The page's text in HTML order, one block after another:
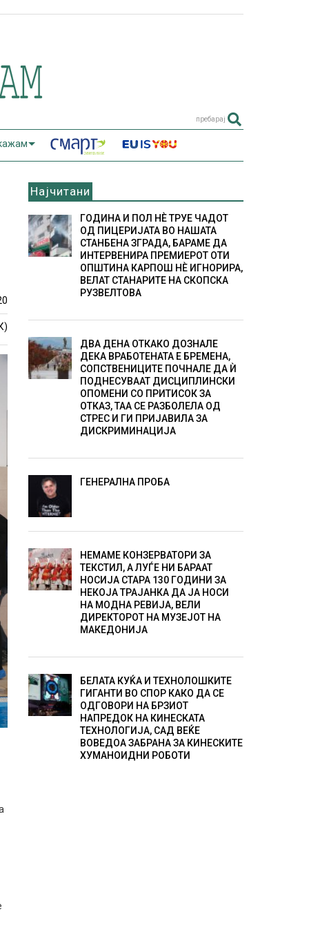
пребарај
Најчитани
ГОДИНА И ПОЛ НÈ ТРУЕ ЧАДОТ
ОД ПИЦЕРИЈАТА ВО НАШАТА
СТАНБЕНА ЗГРАДА, БАРАМЕ ДА
ИНТЕРВЕНИРА ПРЕМИЕРОТ ОТИ
ОПШТИНА КАРПОШ НÈ ИГНОРИРА,
ВЕЛАТ СТАНАРИТЕ НА СКОПСКА
РУЗВЕЛТОВА
ДВА ДЕНА ОТКАКО ДОЗНАЛЕ
ДЕКА ВРАБОТЕНАТА Е БРЕМЕНА,
СОПСТВЕНИЦИТЕ ПОЧНАЛЕ ДА Ѝ
ПОДНЕСУВААТ ДИСЦИПЛИНСКИ
ОПОМЕНИ СО ПРИТИСОК ЗА
ОТКАЗ, ТАА СЕ РАЗБОЛЕЛА ОД
СТРЕС И ГИ ПРИЈАВИЛА ЗА
ДИСКРИМИНАЦИЈА
ГЕНЕРАЛНА ПРОБА
НЕМАМЕ КОНЗЕРВАТОРИ ЗА
ТЕКСТИЛ, А ЛУЃЕ НИ БАРААТ
НОСИЈА СТАРА 130 ГОДИНИ ЗА
НЕКОЈА ТРАЈАНКА ДА ЈА НОСИ
НА МОДНА РЕВИЈА, ВЕЛИ
ДИРЕКТОРОТ НА МУЗЕЈОТ НА
МАКЕДОНИЈА
БЕЛАТА КУЌА И ТЕХНОЛОШКИТЕ
ГИГАНТИ ВО СПОР КАКО ДА СЕ
ОДГОВОРИ НА БРЗИОТ
НАПРЕДОК НА КИНЕСКАТА
ТЕХНОЛОГИЈА, САД ВЕЌЕ
ВОВЕДОА ЗАБРАНА ЗА КИНЕСКИТЕ
ХУМАНОИДНИ РОБОТИ